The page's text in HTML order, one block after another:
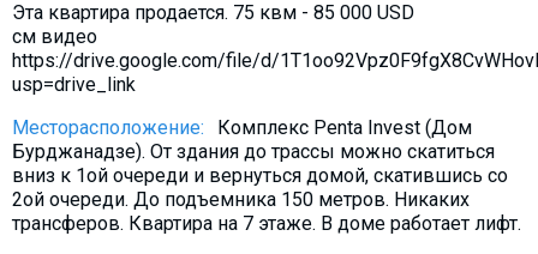
Эта квартира продается. 75 квм - 85 000 USD
см видео
https://drive.google.com/file/d/
usp=drive_link
Месторасположение:
Комплекс Penta Invest (Дом
Бурджанадзе). От здания до трассы можно скатиться
вниз к 1ой очереди и вернуться домой, скатившись со
2ой очереди. До подъемника 150 метров. Никаких
трансферов. Квартира на 7 этаже. В доме работает лифт.
Отели
% Горячие предложения
Казбеги
Другое
ГРУЗИЯ